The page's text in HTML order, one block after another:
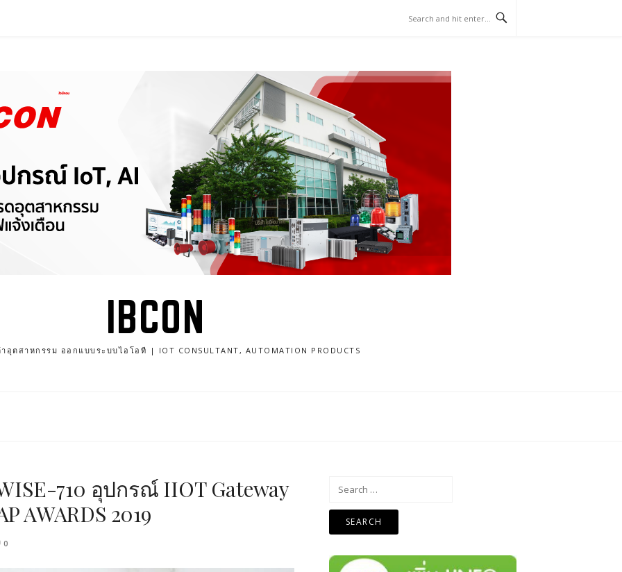
IBCON
อุตสาหกรรม ออกแบบระบบไอโอที | IOT CONSULTANT, AUTOMATION PRODUCTS
710 อุปกรณ์ IIOT Gateway
AWARDS 2019
0
Search